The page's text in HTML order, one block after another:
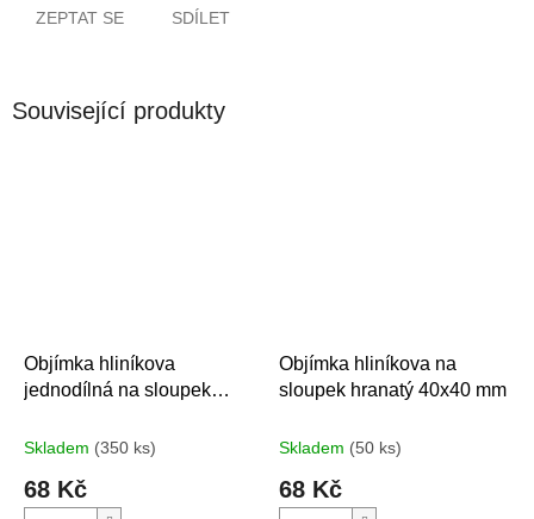
ZEPTAT SE SDÍLET
Související produkty
Objímka hliníkova
jednodílná na sloupek
Skladem (350 ks)
68 Kč
Objímka hliníkova na
sloupek hranatý 40x40 mm
Skladem (50 ks)
68 Kč